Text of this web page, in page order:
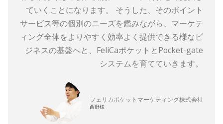
ていくことになります。 そうした、そのポイント
サービス等の個別のニーズを鑑みながら、マーケテ
ィング全体をよりやすく効率よく提供できる様なビ
ジネスの基盤へと、FeliCaポケットとPocket-gate
システムを育てていきます。
フェリカポケットマーケティング株式会社
西野様